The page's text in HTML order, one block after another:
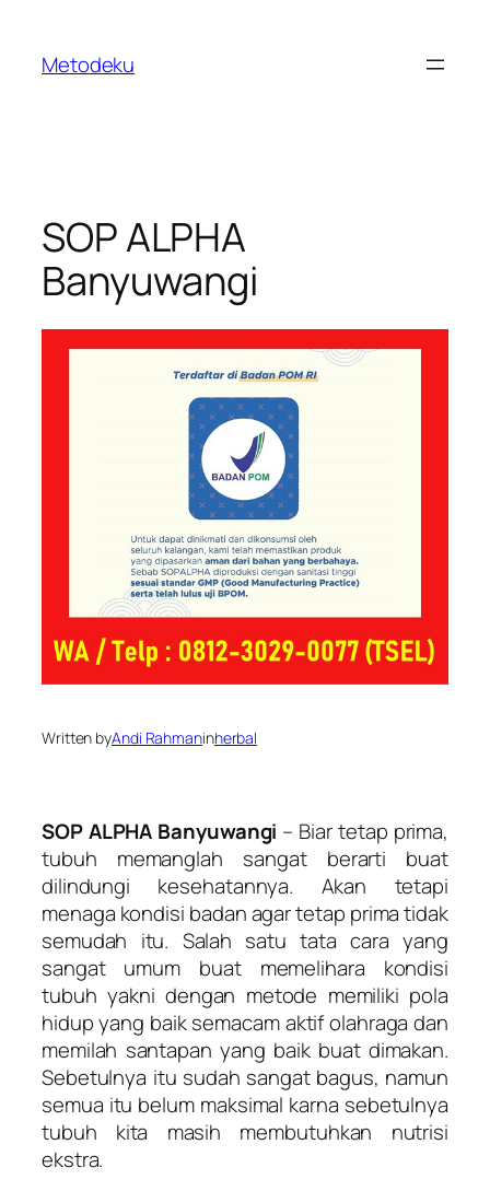
content
Metodeku
SOP ALPHA
Banyuwangi
Written byAndi Rahmaninherbal
SOP ALPHA Banyuwangi – Biar tetap prima,
tubuh memanglah sangat berarti buat
dilindungi kesehatannya. Akan tetapi
menaga kondisi badan agar tetap prima tidak
semudah itu. Salah satu tata cara yang
sangat umum buat memelihara kondisi
tubuh yakni dengan metode memiliki pola
hidup yang baik semacam aktif olahraga dan
memilah santapan yang baik buat dimakan.
Sebetulnya itu sudah sangat bagus, namun
semua itu belum maksimal karna sebetulnya
tubuh kita masih membutuhkan nutrisi
ekstra.